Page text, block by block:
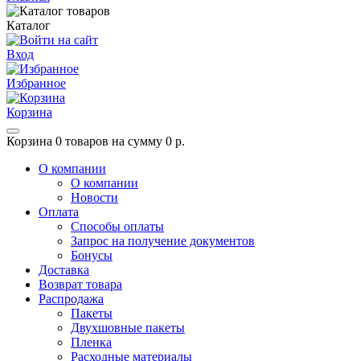
Каталог
Вход
Избранное
Корзина
Корзина 0 товаров на сумму 0 р.
О компании
О компании
Новости
Оплата
Способы оплаты
Запрос на получение документов
Бонусы
Доставка
Возврат товара
Распродажа
Пакеты
Двухшовные пакеты
Пленка
Расходные материалы